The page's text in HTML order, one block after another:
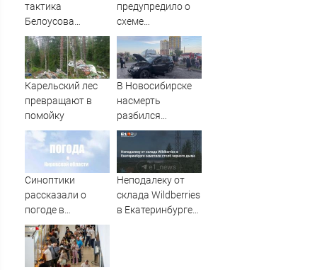
тактика
Белоусова
сработала:
Мощнейший удар
на самом
неожиданном
Армия
реку. Ключевой
узел обороны пал
предупредило о
схеме
мошенников с
якобы
зачислением
денег на счет
Карельский лес
превращают в
помойку
В Новосибирске
насмерть
разбился
мотоциклист
Синоптики
рассказали о
погоде в
Кировской
области на 7
августа
Неподалеку от
склада Wildberries
в Екатеринбурге